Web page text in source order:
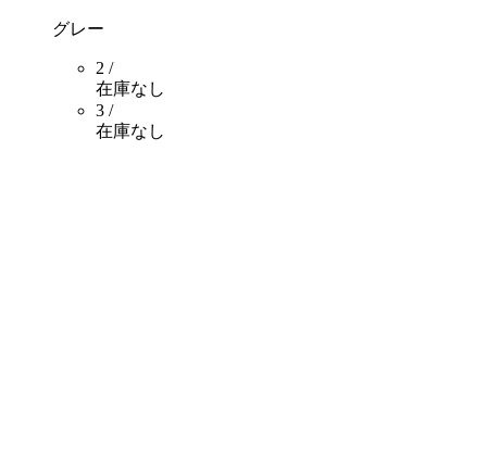
グレー
2 /
在庫なし
3 /
在庫なし